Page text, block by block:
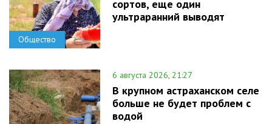
Общество
сортов, еще один
ультраранний выводят
6 августа 2026, 21:27
В крупном астраханском селе
больше не будет проблем с
водой